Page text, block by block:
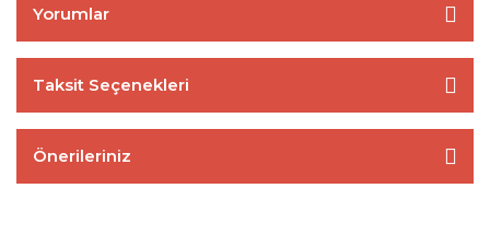
Yorumlar
Taksit Seçenekleri
Önerileriniz